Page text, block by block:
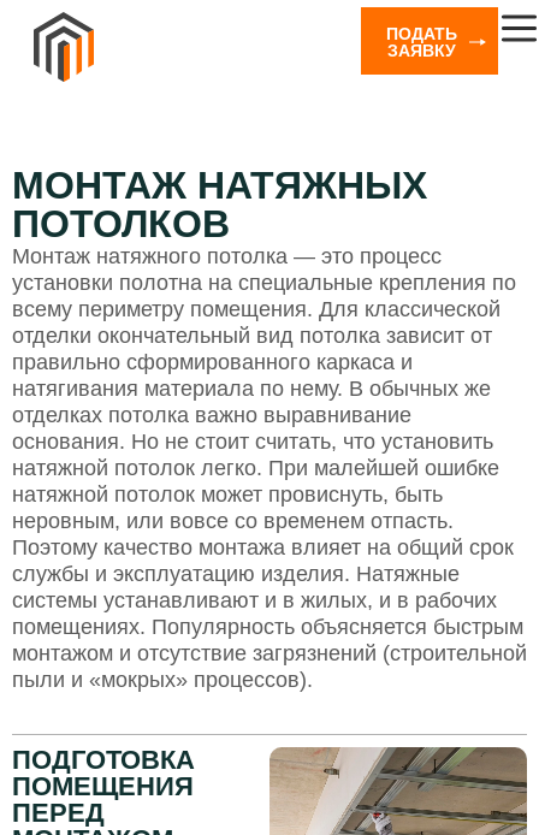
ПОДАТЬ
ЗАЯВКУ
МОНТАЖ НАТЯЖНЫХ
ПОТОЛКОВ
Монтаж натяжного потолка — это процесс
установки полотна на специальные крепления по
всему периметру помещения. Для классической
отделки окончательный вид потолка зависит от
правильно сформированного каркаса и
натягивания материала по нему. В обычных же
отделках потолка важно выравнивание
основания. Но не стоит считать, что установить
натяжной потолок легко. При малейшей ошибке
натяжной потолок может провиснуть, быть
неровным, или вовсе со временем отпасть.
Поэтому качество монтажа влияет на общий срок
службы и эксплуатацию изделия. Натяжные
системы устанавливают и в жилых, и в рабочих
помещениях. Популярность объясняется быстрым
монтажом и отсутствие загрязнений (строительной
пыли и «мокрых» процессов).
ПОДГОТОВКА
ПОМЕЩЕНИЯ
ПЕРЕД